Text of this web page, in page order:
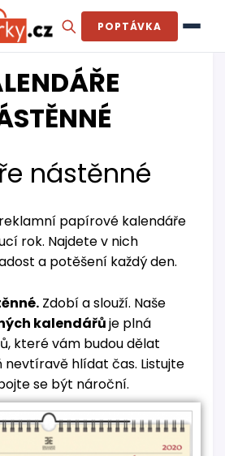
POPTÁVKA
nástěnné
papírové kalendáře
rok. Najdete v nich
a potěšení každý den.
Zdobí a slouží. Naše
kalendářůje plná
které vám budou dělat
nevtíravě hlídat čas. Listujte
se být nároční.